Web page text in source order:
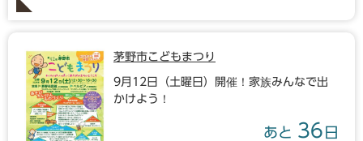
茅野市こどもまつり
9月12日（土曜日）開催！家族みんなで出
かけよう！
あと 36 日